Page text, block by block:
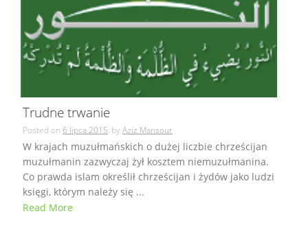
Trudne trwanie
Posted on 6 lipca 2015 byAziz Mansour
W krajach muzułmańskich o dużej liczbie chrześcijan
muzułmanin zazwyczaj żył kosztem niemuzułmanina.
Co prawda islam określił chrześcijan i żydów jako ludzi
księgi, którym należy się ...
Read More